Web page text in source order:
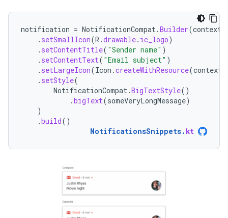
notification = NotificationCompat.Builder(context
. setSmallIcon(R .drawable. ic_logo)
. setContentTitle( "Sender name" )
. setContentText( "Email subject" )
. setLargeIcon(Icon .createWithResource(context
. setStyle(
NotificationCompat.BigTextStyle()
.bigText(someVeryLongMessage)
)
.build()
NotificationsSnippets. kt